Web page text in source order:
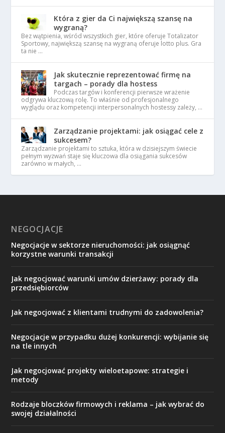
Która z gier da Ci największą szansę na
wygraną?
Bez wątpienia, wśród wszystkich gier, które oferuje Totalizator
Sportowy, największą szansę na wygraną oferuje lotto plus. Gra
ta nie …
Jak skutecznie reprezentować firmę na
targach – porady dla hostess
Podczas targów i konferencji pierwsze wrażenie
odgrywa kluczową rolę. To właśnie od profesjonalnego
wyglądu oraz kompetencji interpersonalnych hostessy zależy, …
Zarządzanie projektami: jak osiągać cele z
sukcesem?
Zarządzanie projektami to sztuka, która w dzisiejszym świecie
pełnym wyzwań staje się kluczowa dla osiągania sukcesów
zarówno w małych, …
NEGOCJACJE
Negocjacje w sektorze nieruchomości: jak osiągnąć
korzystne warunki transakcji
Jak negocjować warunki umów dzierżawy: porady dla
przedsiębiorców
Jak negocjować z klientami trudnymi do zadowolenia?
Negocjacje w przypadku dużej konkurencji: wybijanie się
na tle innych
Jak negocjować projekty wieloetapowe: strategie i
metody
Rodzaje bloczków firmowych i reklama – jak wybrać do
swojej działalności